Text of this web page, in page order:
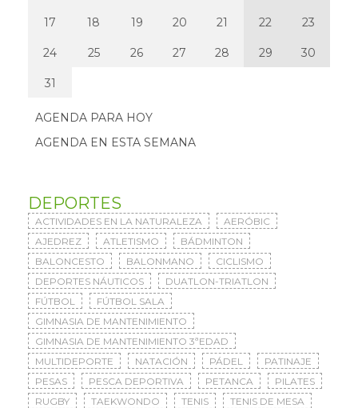
17 18 19 20 21 22 23
24 25 26 27 28 29 30
31
AGENDA PARA HOY
AGENDA EN ESTA SEMANA
DEPORTES
ACTIVIDADES EN LA NATURALEZA
AERÓBIC
AJEDREZ
ATLETISMO
BÁDMINTON
BALONCESTO
BALONMANO
CICLISMO
DEPORTES NÁUTICOS
DUATLON-TRIATLON
FÚTBOL
FÚTBOL SALA
GIMNASIA DE MANTENIMIENTO
GIMNASIA DE MANTENIMIENTO 3ªEDAD
MULTIDEPORTE
NATACIÓN PÁDEL
PATINAJE
PESAS
PESCA DEPORTIVA PETANCA
PILATES
RUGBY
TAEKWONDO TENIS TENIS DE MESA